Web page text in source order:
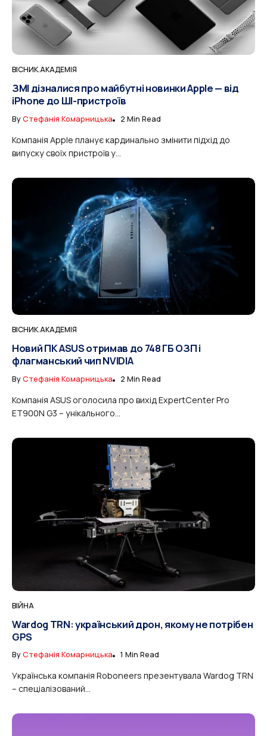
ВІСНИК.АКАДЕМІЯ
ЗМІ дізналися про майбутні новинки Apple — від
iPhone до ШІ-пристроїв
ByСтефанія Комарницька 2 Min Read
Компанія Apple планує кардинально змінити підхід до
випуску своїх пристроїв у...
ВІСНИК.АКАДЕМІЯ
Новий ПК ASUS отримав до 748 ГБ ОЗП і
флагманський чип NVIDIA
ByСтефанія Комарницька 2 Min Read
Компанія ASUS оголосила про вихід ExpertCenter Pro
ET900N G3 – унікального...
ВІЙНА
Wardog TRN: український дрон, якому не потрібен
GPS
ByСтефанія Комарницька 1 Min Read
Українська компанія Roboneers презентувала Wardog TRN
– спеціалізований...